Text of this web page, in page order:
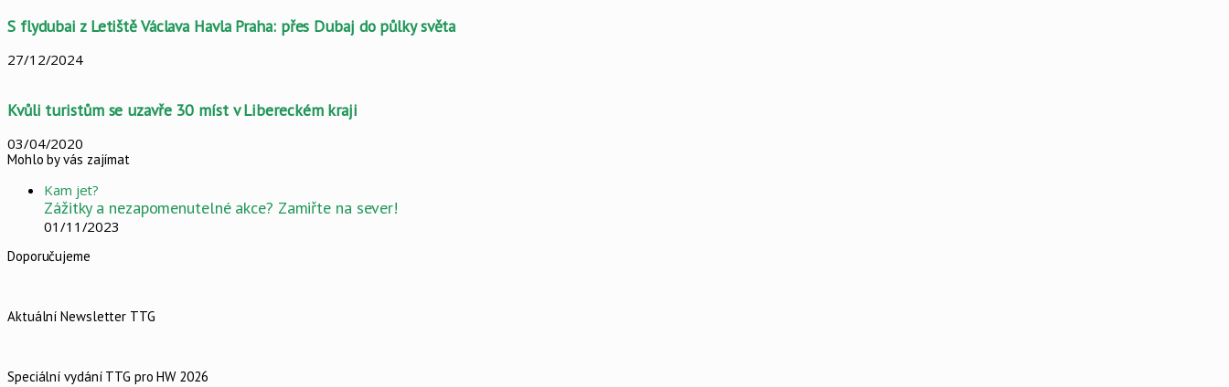
S flydubai z Letiště Václava Havla Praha: přes Dubaj do půlky světa
27/12/2024
Kvůli turistům se uzavře 30 míst v Libereckém kraji
03/04/2020
Mohlo by vás zajímat
Kam jet?
Zážitky a nezapomenutelné akce? Zamiřte na sever!
01/11/2023
Doporučujeme
Aktuální Newsletter TTG
Speciální vydání TTG pro HW 2026